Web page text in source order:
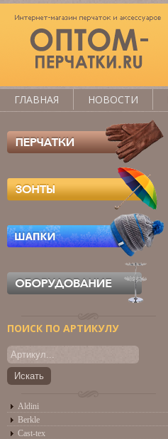
ПОИСК ПО АРТИКУЛУ
Aldini
Berkle
Cast-tex
ГЛАВНАЯ НОВОСТИ